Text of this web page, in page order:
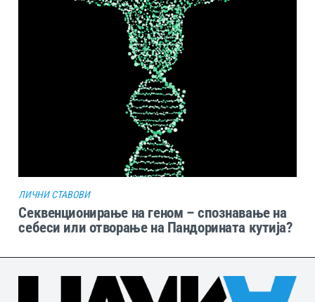
ЛИЧНИ СТАВОВИ
Секвенционирање на геном – спознавање на
себеси или отворање на Пандорината кутија?